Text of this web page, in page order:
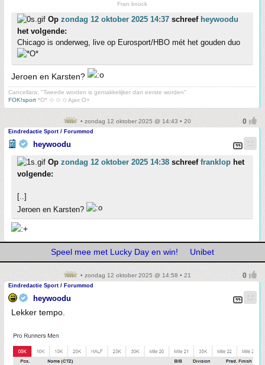
Fran knock
Op zondag 12 oktober 2025 14:37 schreef heywoodu
het volgende:
Chicago is onderweg, live op Eurosport/HBO mét het gouden duo
Jeroen en Karsten?
Cancellara; "Tweede worden is gemakkelijker dan eerste worden"
FOK!sport *O* ✩ ✩ ✩ Ajax O+
• zondag 12 oktober 2025 @ 14:43 • 20
Eindredactie Sport / Forummod
heywoodu
Op zondag 12 oktober 2025 14:38 schreef franklop het
volgende:
[..]
Jeroen en Karsten?
Speel mee met Lucky Day en win! Unibet
• zondag 12 oktober 2025 @ 14:58 • 21
Eindredactie Sport / Forummod
heywoodu
Lekker tempo.